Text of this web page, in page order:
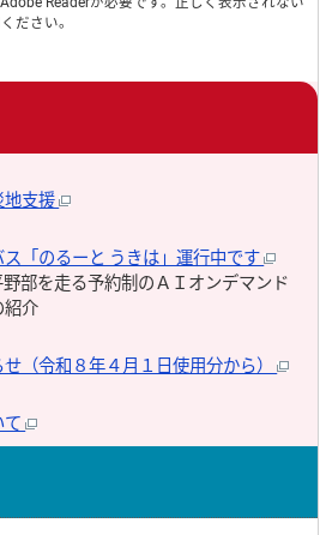
ださい。
地支援
「のるーと うきは」運行中です
部を走る予約制のＡＩオンデマンド
紹介
せ（令和８年４月１日使用分から）
て